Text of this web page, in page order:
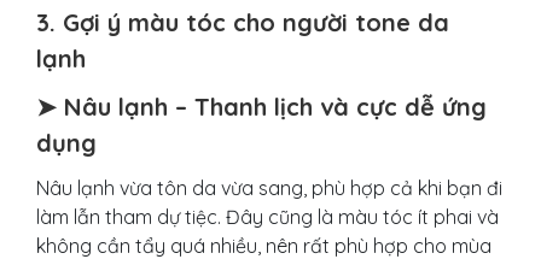
3. Gợi ý màu tóc cho người tone da
lạnh
➤ Nâu lạnh – Thanh lịch và cực dễ ứng
dụng
Nâu lạnh vừa tôn da vừa sang, phù hợp cả khi bạn đi
làm lẫn tham dự tiệc. Đây cũng là màu tóc ít phai và
không cần tẩy quá nhiều, nên rất phù hợp cho mùa